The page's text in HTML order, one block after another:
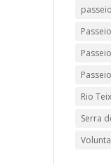
passeio
Rio
Serra